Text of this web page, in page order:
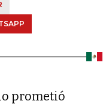
prometió